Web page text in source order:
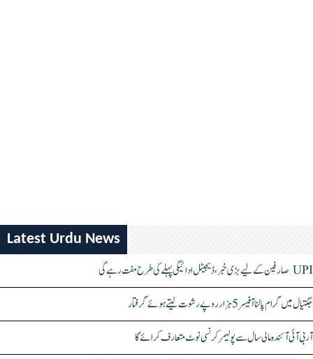
Latest Urdu News
UPI صارفین کے لیے بڑی خبر، ڈیجیٹل ادائیگی پہلے کی طرح مفت رہے گی
جگتیال میں گرام پالنا آفیسر 5 ہزار روپے رشوت لیتے ہوئے گرفتار
آر بی آئی آئندہ مالی سال سے پولیمر کرنسی نوٹ متعارف کرائے گا